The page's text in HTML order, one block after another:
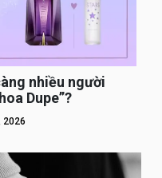
nhiều người
Dupe”?
2026